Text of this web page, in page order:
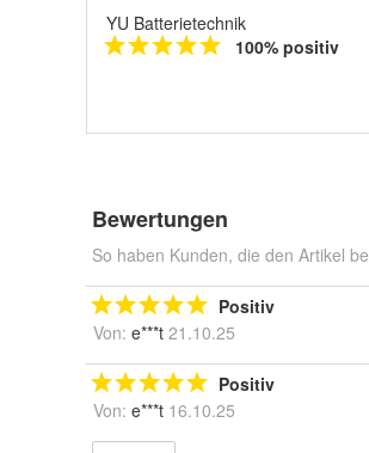
YU Batterietechnik
100% positiv
Bewertungen
So haben Kunden, die den Artikel
Positiv
Von: e***t 21.10.25
Positiv
Von: e***t 16.10.25